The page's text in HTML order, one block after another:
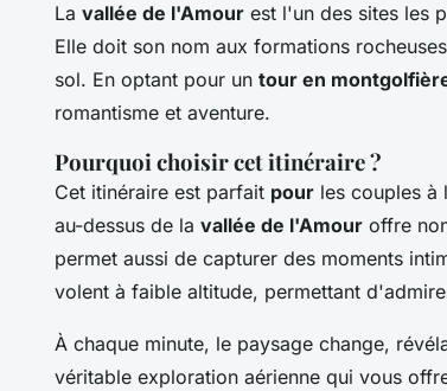
La vallée de l'Amour est l'un des sites les
Elle doit son nom aux formations
sol. En optant pour un tour en
romantisme et aventure.
Pourquoi choisir cet itinéraire ?
Cet itinéraire est parfait pour les couples à
au-dessus de la vallée de l'Amour offre
permet aussi de capturer des moments
volent à faible altitude, permettant
À chaque minute, le paysage change,
véritable exploration aérienne qui vous